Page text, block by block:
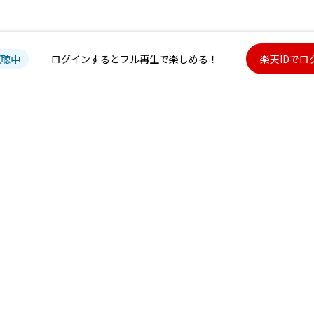
中 ログインするとフル再生で楽しめる！ 楽天IDでロ